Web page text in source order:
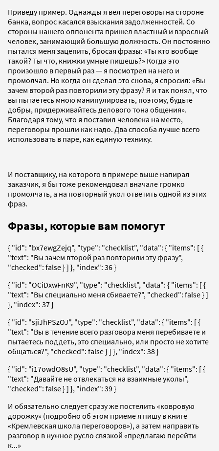
Приведу пример. Однажды я вел переговоры на стороне
банка, вопрос касался взыскания задолженностей. Со
стороны нашего оппонента пришел властный и взрослый
человек, занимающий большую должность. Он постоянно
пытался меня зацепить, бросая фразы: «Ты кто вообще
такой? Ты что, книжки умные пишешь?» Когда это
произошло в первый раз — я посмотрел на него и
промолчал. Но когда он сделал это снова, я спросил: «Вы
зачем второй раз повторили эту фразу? Я и так понял, что
вы пытаетесь мною манипулировать, поэтому, будьте
добры, придерживайтесь делового тона общения».
Благодаря тому, что я поставил человека на место,
переговоры прошли как надо. Два способа лучше всего
использовать в паре, как единую технику.
И поставщику, на которого в примере выше напирал
заказчик, я бы тоже рекомендовал вначале громко
промолчать, а на повторный укол ответить одной из этих
фраз.
Фразы, которые вам помогут
{ "id": "bx7ewgZejq", "type": "checklist", "data": { "items": [ {
"text": "Вы зачем второй раз повторили эту фразу",
"checked": false } ] }, "index": 36 }
{ "id": "OCiDxwFnK9", "type": "checklist", "data": { "items": [ {
"text": "Вы специально меня сбиваете?", "checked": false } ]
}, "index": 37 }
{ "id": "sjiJhPSzOJ", "type": "checklist", "data": { "items": [ {
"text": "Вы в течение всего разговора меня перебиваете и
пытаетесь поддеть, это специально, или просто не хотите
общаться?", "checked": false } ] }, "index": 38 }
{ "id": "i17owdO8sU", "type": "checklist", "data": { "items": [ {
"text": "Давайте не отвлекаться на взаимные уколы",
"checked": false } ] }, "index": 39 }
И обязательно следует сразу же постелить «ковровую
дорожку» (подробно об этом приеме я пишу в книге
«Кремлевская школа переговоров»), а затем направить
разговор в нужное русло связкой «предлагаю перейти
к...»